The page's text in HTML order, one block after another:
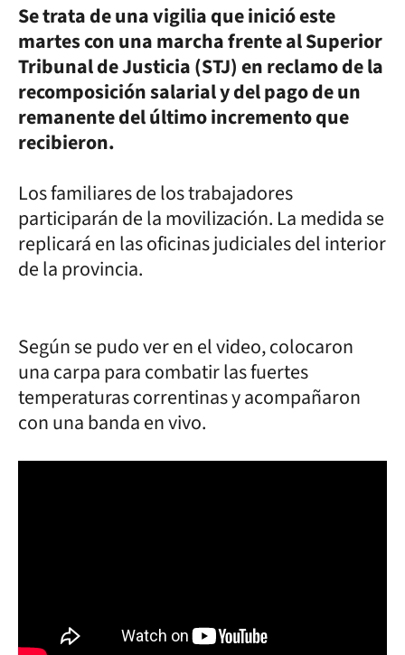
Se trata de una vigilia que inició este
martes con una marcha frente al Superior
Tribunal de Justicia (STJ) en reclamo de la
recomposición salarial y del pago de un
remanente del último incremento que
recibieron.
Los familiares de los trabajadores
participarán de la movilización. La medida se
replicará en las oficinas judiciales del interior
de la provincia.
Según se pudo ver en el video, colocaron
una carpa para combatir las fuertes
temperaturas correntinas y acompañaron
con una banda en vivo.